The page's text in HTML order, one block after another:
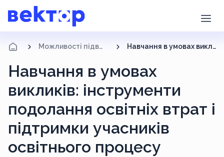
Можливості підвищення кваліфікації Навчання в умовах викликів: інструменти подолання освітніх втрат і підтримки учасників освітнього процесу
Навчання в умовах
викликів: інструменти
подолання освітніх втрат і
підтримки учасників
освітнього процесу